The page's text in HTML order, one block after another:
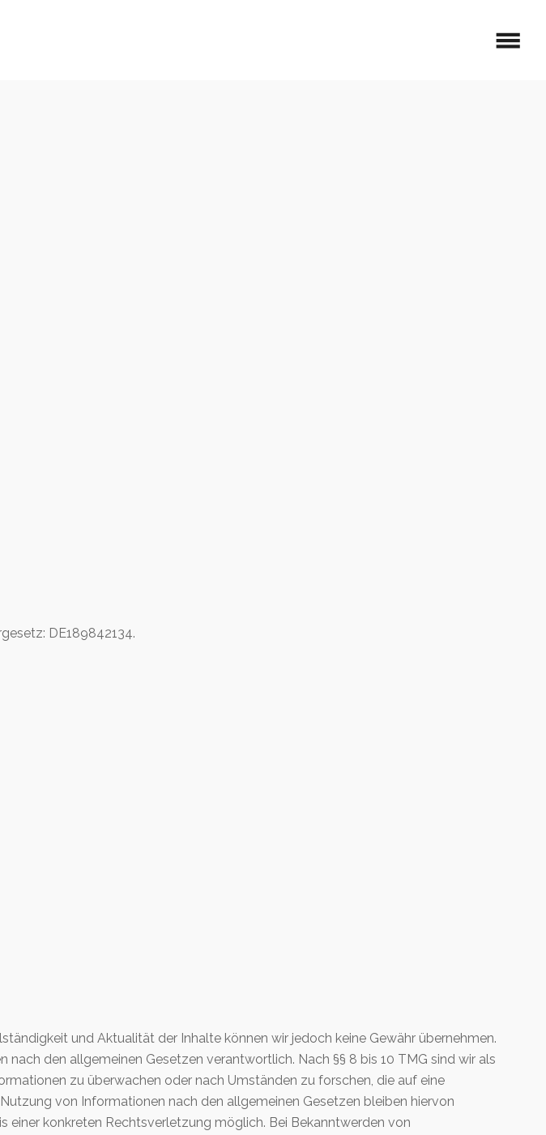
DE189842134.
und Aktualität der Inhalte können wir jedoch keine Gewähr übernehmen.
den allgemeinen Gesetzen verantwortlich. Nach §§ 8 bis 10 TMG sind wir als
zu überwachen oder nach Umständen zu forschen, die auf eine
von Informationen nach den allgemeinen Gesetzen bleiben hiervon
konkreten Rechtsverletzung möglich. Bei Bekanntwerden von